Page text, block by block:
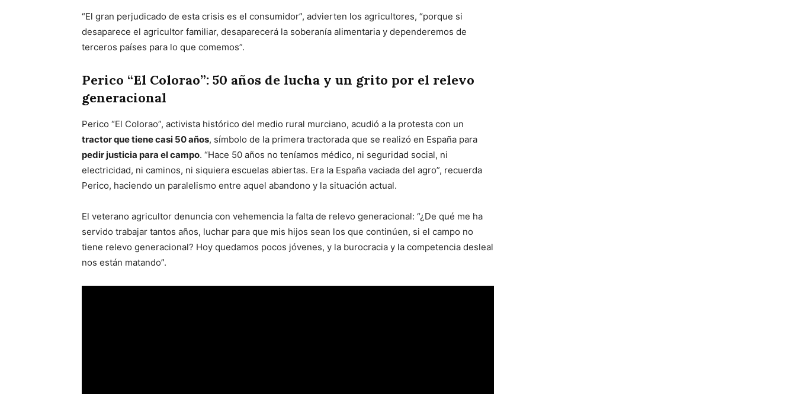
“El gran perjudicado de esta crisis es el consumidor”, advierten los agricultores, “porque si
desaparece el agricultor familiar, desaparecerá la soberanía alimentaria y dependeremos de
terceros países para lo que comemos”.
Perico “El Colorao”: 50 años de lucha y un grito por el relevo
generacional
Perico “El Colorao”, activista histórico del medio rural murciano, acudió a la protesta con un
tractor que tiene casi 50 años, símbolo de la primera tractorada que se realizó en España para
pedir justicia para el campo. “Hace 50 años no teníamos médico, ni seguridad social, ni
electricidad, ni caminos, ni siquiera escuelas abiertas. Era la España vaciada del agro”, recuerda
Perico, haciendo un paralelismo entre aquel abandono y la situación actual.
El veterano agricultor denuncia con vehemencia la falta de relevo generacional: “¿De qué me ha
servido trabajar tantos años, luchar para que mis hijos sean los que continúen, si el campo no
tiene relevo generacional? Hoy quedamos pocos jóvenes, y la burocracia y la competencia desleal
nos están matando”.